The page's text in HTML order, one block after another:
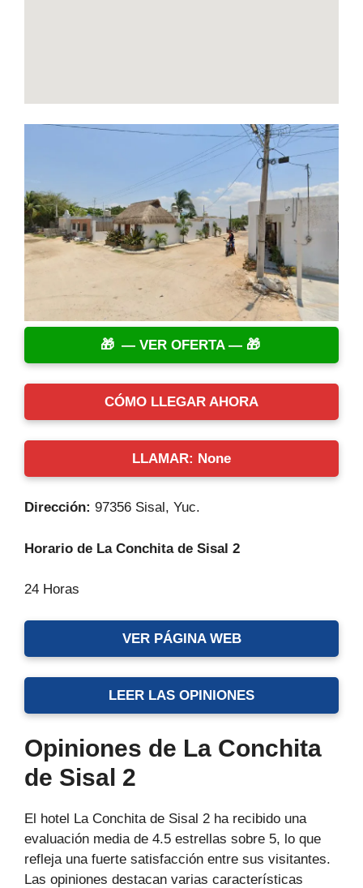
— VER OFERTA —
CÓMO LLEGAR AHORA
LLAMAR: None
Dirección: 97356 Sisal, Yuc.
Horario de La Conchita de Sisal 2
24 Horas
VER PÁGINA WEB
LEER LAS OPINIONES
Opiniones de La Conchita
de Sisal 2
El hotel La Conchita de Sisal 2 ha recibido una
evaluación media de 4.5 estrellas sobre 5, lo que
refleja una fuerte satisfacción entre sus visitantes.
Las opiniones destacan varias características